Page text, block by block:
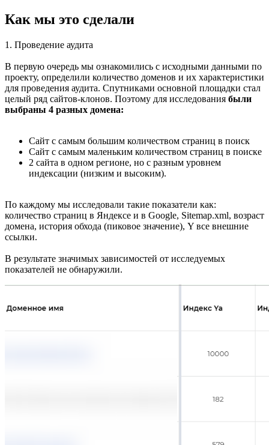
Как мы это сделали
1. Проведение аудита
В первую очередь мы ознакомились с исходными данными по
проекту, определили количество доменов и их характеристики
для проведения аудита. Спутниками основной площадки стал
целый ряд сайтов-клонов. Поэтому для исследования были
выбраны 4 разных домена:
Сайт с самым большим количеством страниц в поиск
Сайт с самым маленьким количеством страниц в поиске
2 сайта в одном регионе, но с разным уровнем
индексации (низким и высоким).
По каждому мы исследовали такие показатели как:
количество страниц в Яндексе и в Google, Sitemap.xml, возраст
домена, история обхода (пиковое значение), Y все внешние
ссылки.
В результате значимых зависимостей от исследуемых
показателей не обнаружили.